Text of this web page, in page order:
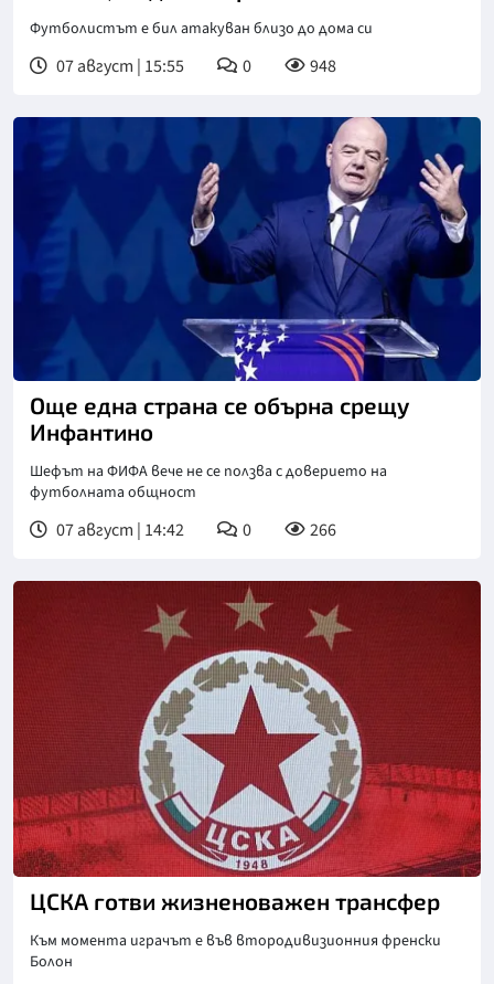
Футболистът е бил атакуван близо до дома си
07 август | 15:55 0 948
Още една страна се обърна срещу
Инфантино
Шефът на ФИФА вече не се ползва с доверието на
футболната общност
07 август | 14:42 0 266
Снимка: БГНЕС
ЦСКА готви жизненоважен трансфер
Към момента играчът е във втородивизионния френски
Болон